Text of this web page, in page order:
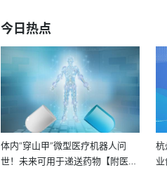
今日热点
体内“穿山甲”微型医疗机器人问
世！未来可用于递送药物【附医疗
杭
业